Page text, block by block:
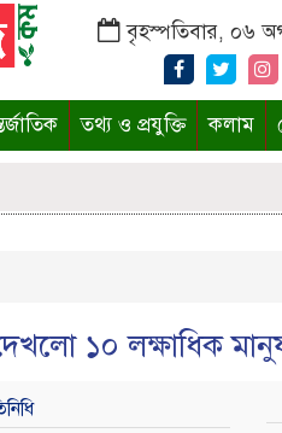
বৃহস্পতিবার, ০৬
তথ্য ও প্রযুক্তি কলাম
১০ লক্ষাধিক